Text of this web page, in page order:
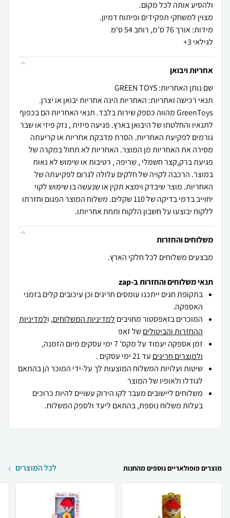
לגילאי 3+
אחריות ויבואן
שם נותן האחריות: GREEN TOYS
תנאי רכישה ואחריות: האחריות הינה אחריות יבואן או יצרן.
GreenToys מהווה כספק שירות בלבד. תנאי האחריות הם בכפוף
לתנאיו והחלטתו של היבואן בארץ. פגיעה פיזית , נזק פיזי או שבר
גורמים לפקיעת האחריות. הסרת מדבקת אחריות או קריעתה
מסירה את האחריות מן המוצר. האחריות לא תחול במקרה של
פגיעת ברק,קצר חשמלי , שריפה , רטיבות או שימוש לא נאות
במוצר. הרכבה לקויה של חלקים עלולה לגרום לפקיעתה של
האחריות. מוצר שיבדק וימצא תקין או שנעשה בו שימוש לקוי
יחוייב בדמי בדיקה של 110 שקלים. משלוח המוצר הפגום וחזרתו
ללקוח יבוצעו על חשבון הלקוח ותחת אחריותו.
משלוחים והחזרות
מבצעים משלוחים לכל חלקי הארץ.
תנאי משלוחים והחזרות ב-zap
בתקופת חגים ייתכנו עומסים חריגים וכן עיכובים קלים בזמני
האספקה.
המוכרים בזאפסטור מחויבים למדיניות המשלוחים, ולמדיניות
ההחזרות והביטוליםשל זאפ
זמן אספקה יעמוד על מקס' 7 ימי עסקים מיום הזמנה,
ולמוצרים חריגים עד 21 ימי עסקים .
שיטות ועלויות המשלוח המוצעות לך על-ידי המוכר הן בהתאם
לגודלו ולאופיו של המוצר
משלוחים ליישובים מעבר לקו הירוק עשויים להיות כרוכים
בעלות משלוח נוספת, בהתאם ליעד ולספק המשלוח.
מוצרים פופולאריים נוספים מהחנות לכל המוצרים